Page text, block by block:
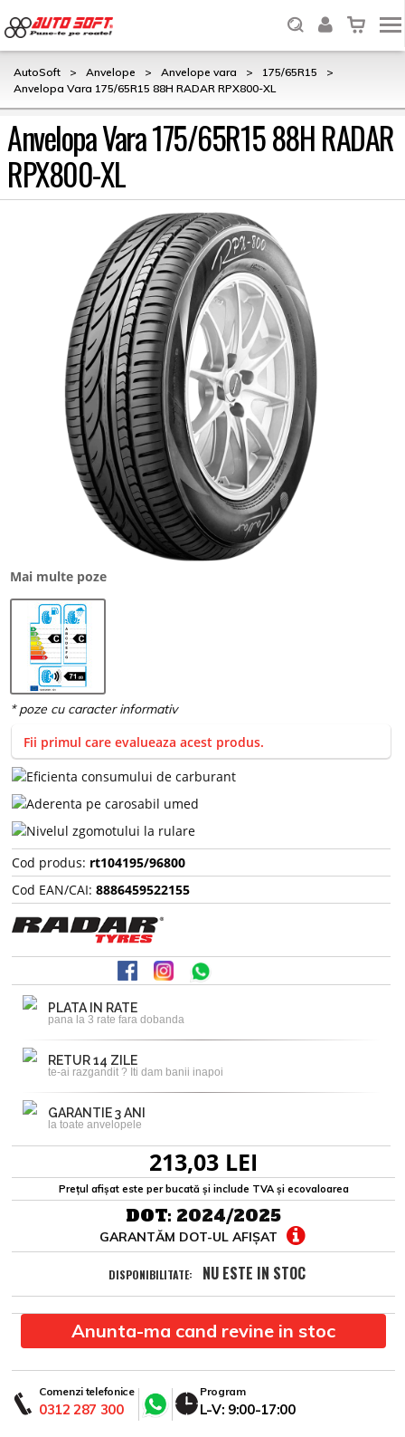
AutoSoft > Anvelope > Anvelope vara > 175/65R15
>
Anvelopa Vara 175/65R15 88H RADAR RPX800-XL
Anvelopa Vara 175/65R15 88H RADAR
RPX800-XL
Mai multe poze
Fii primul care evalueaza acest produs.
Cod produs: rt104195/96800
Cod EAN/CAI: 8886459522155
PLATA IN RATE
pana la 3 rate fara dobanda
RETUR 14 ZILE
te-ai razgandit ? Iti dam banii inapoi
GARANTIE 3 ANI
la toate anvelopele
213,03 LEI
Prețul afișat este per bucată și include TVA și ecovaloarea
DOT: 2024/2025
GARANTĂM DOT-UL AFIȘAT
DISPONIBILITATE: NU ESTE IN STOC
Anunta-ma cand revine in stoc
Comenzi telefonice
0312 287 300
Program
L-V: 9:00-17:00